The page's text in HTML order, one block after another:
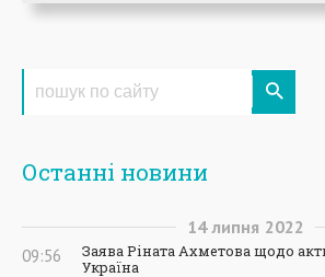
Останні новини
14 липня 2022
09:56
Заява Ріната Ахметова щодо
Україна